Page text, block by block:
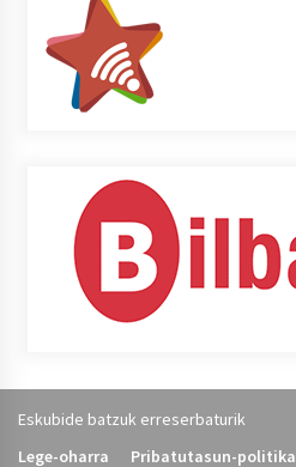
Eskubide batzuk erreserbaturik
Lege-oharra
Pribatutasun-politika